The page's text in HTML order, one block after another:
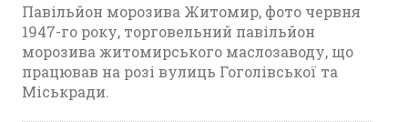
Павільйон морозива Житомир, фото червня
1947-го року, торговельний павільйон
морозива житомирського маслозаводу, що
працював на розі вулиць Гоголівської та
Міськради.